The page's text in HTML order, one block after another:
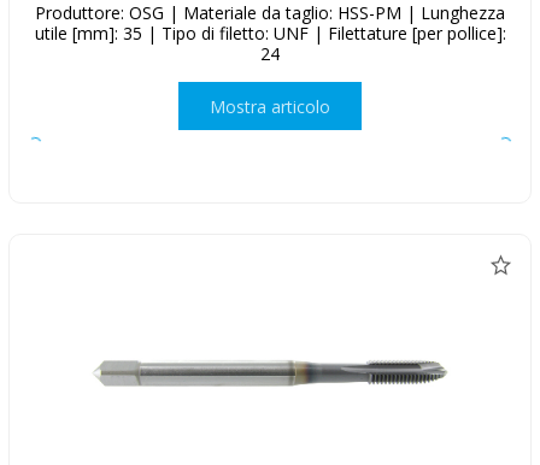
Produttore: OSG | Materiale da taglio: HSS-PM | Lunghezza
utile [mm]: 35 | Tipo di filetto: UNF | Filettature [per pollice]:
24
Mostra articolo